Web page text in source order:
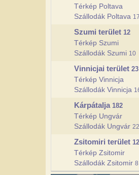
Térkép Poltava
Szállodák Poltava 17
Szumi terület 12
Térkép Szumi
Szállodák Szumi 10
Vinnicjai terület 23
Térkép Vinnicja
Szállodák Vinnicja
Kárpátalja 182
Térkép Ungvár
Szállodák Ungvár 22
Zsitomiri terület 12
Térkép Zsitomir
Szállodák Zsitomir 8